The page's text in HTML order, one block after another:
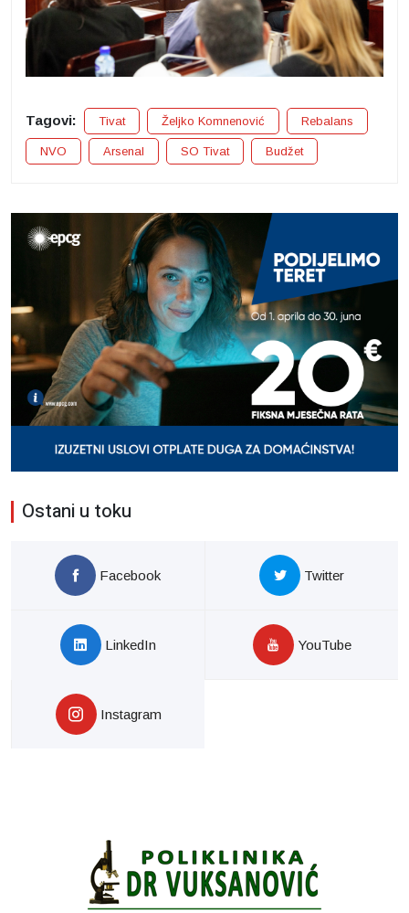
Tagovi: Tivat Željko Komnenović Rebalans
NVO Arsenal SO Tivat Budžet
Ostani u toku
Facebook Twitter
LinkedIn YouTube
Instagram